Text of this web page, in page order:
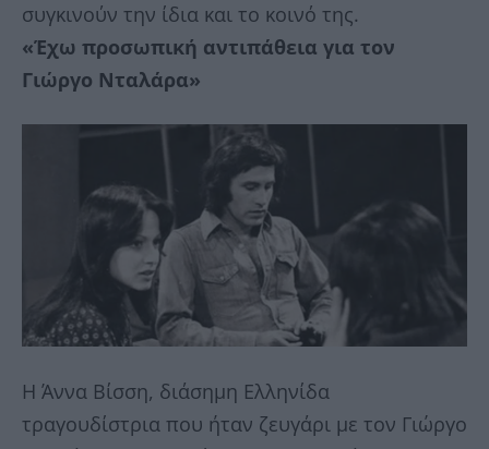
συγκινούν την ίδια και το κοινό της.
«Έχω προσωπική αντιπάθεια για τον
Γιώργο Νταλάρα»
Η Άννα Βίσση, διάσημη Ελληνίδα
τραγουδίστρια που ήταν ζευγάρι με τον Γιώργο